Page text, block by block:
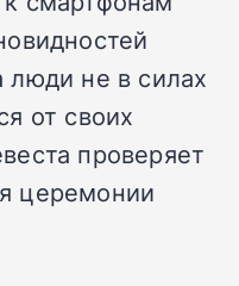
люди не в силах
от своих
проверяет
церемонии